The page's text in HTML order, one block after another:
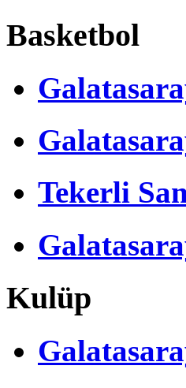
Basketbol
Tekerli
Kulüp